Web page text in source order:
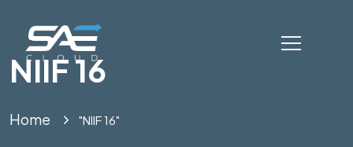
NIIF 16
Home "NIIF 16"